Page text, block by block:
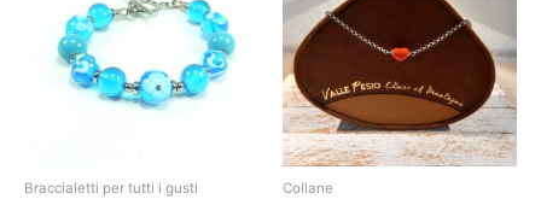
Braccialetti per tutti i gusti Collane
varianti.
Le
opzioni
possono
essere